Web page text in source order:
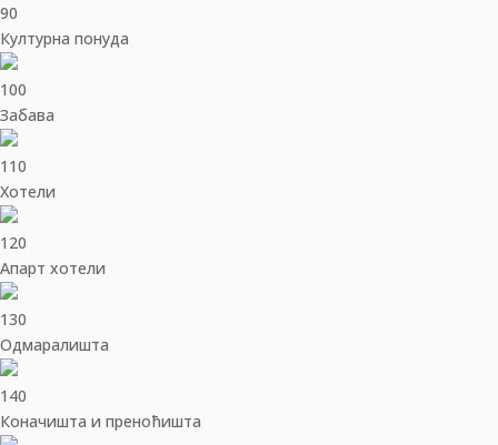
90
Културна понуда
100
Забава
110
Хотели
120
Апарт хотели
130
Одмаралишта
140
Коначишта и преноћишта